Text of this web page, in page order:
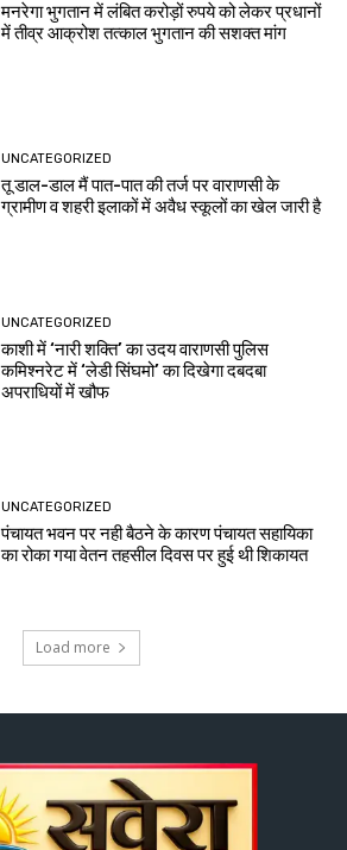
मनरेगा भुगतान में लंबित करोड़ों रुपये को लेकर प्रधानों
में तीव्र आक्रोश तत्काल भुगतान की सशक्त मांग
UNCATEGORIZED
तू डाल-डाल मैं पात-पात की तर्ज पर वाराणसी के
ग्रामीण व शहरी इलाकों में अवैध स्कूलों का खेल जारी है
UNCATEGORIZED
काशी में ‘नारी शक्ति’ का उदय वाराणसी पुलिस
कमिश्नरेट में ‘लेडी सिंघमो’ का दिखेगा दबदबा
अपराधियों में खौफ
UNCATEGORIZED
पंचायत भवन पर नही बैठने के कारण पंचायत सहायिका
का रोका गया वेतन तहसील दिवस पर हुई थी शिकायत
Load more